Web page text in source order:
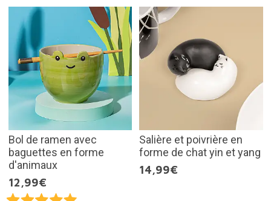
Bol de ramen avec
baguettes en forme
d'animaux
12,99€
Salière et poivrière en
forme de chat yin et yang
14,99€